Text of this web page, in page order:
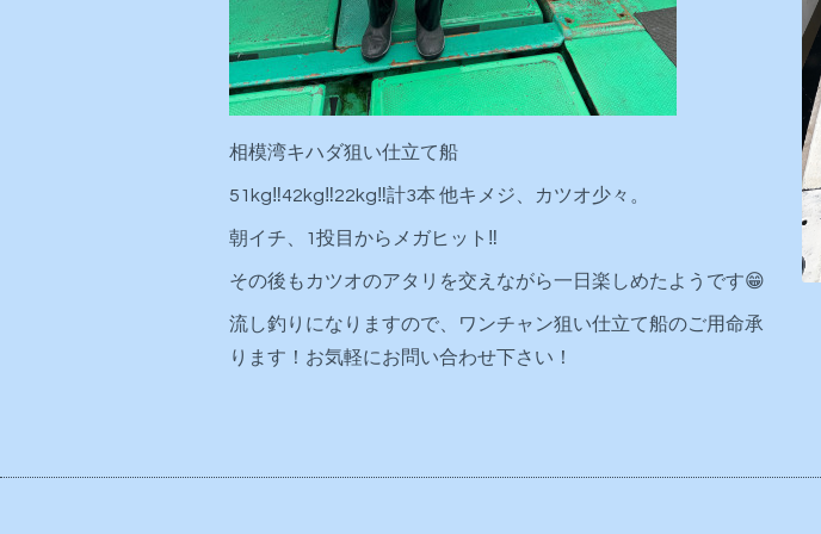
相模湾キハダ狙い仕立て船
51kg‼️42kg‼️22kg‼️計3本 他キメジ、カツオ少々。
朝イチ、1投目からメガヒット‼️
その後もカツオのアタリを交えながら一日楽しめたようです😁
流し釣りになりますので、ワンチャン狙い仕立て船のご用命承
ります！お気軽にお問い合わせ下さい！